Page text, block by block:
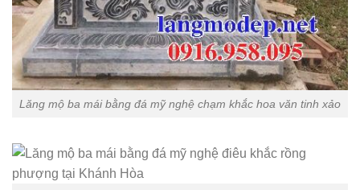
Lăng mộ ba mái bằng đá mỹ nghệ chạm khắc hoa văn tinh xảo